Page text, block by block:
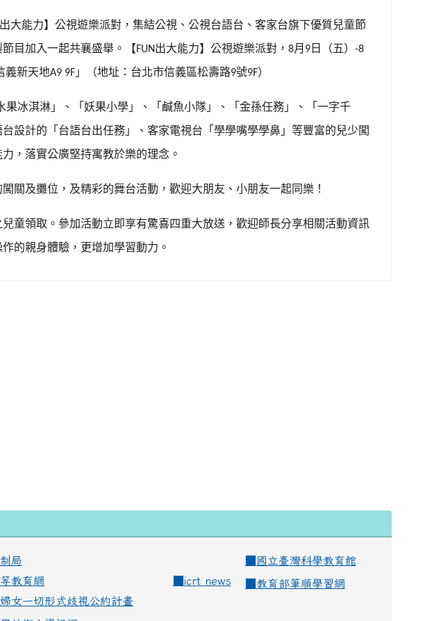
大能力】公視遊樂派對，集結公視、公視台語台、客家台旗下優質兒童節
目加入一起共襄盛舉。【FUN出大能力】公視遊樂派對， 8月 9日（五） -8
義新天地A9 9F」（地址：台北市信義區松壽路9號9F）
果冰淇淋」、「妖果小學」、「鹹魚小隊」、「金孫任務」、「一字千
設計的「台語台出任務」、客家電視台「學學嘴學學鼻」等豐富的兒少闖
，落實公廣堅持寓教於樂的理念。
關及攤位，及精彩的舞台活動，歡迎大朋友、小朋友一起同樂！
兒童領取。參加活動立即享有驚喜四重大放送，歡迎師長分享相關活動資訊
的親身體驗，更增加學習動力。
局
國立臺灣科學教育館
教育網 icrt news
教育部筆順學習網
女一切形式歧視公約計畫